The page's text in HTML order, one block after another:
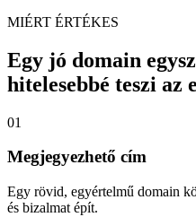
MIÉRT ÉRTÉKES
Egy jó domain
hitelesebbé teszi az
01
Megjegyezhető cím
Egy rövid, egyértelmű domain
és bizalmat épít.